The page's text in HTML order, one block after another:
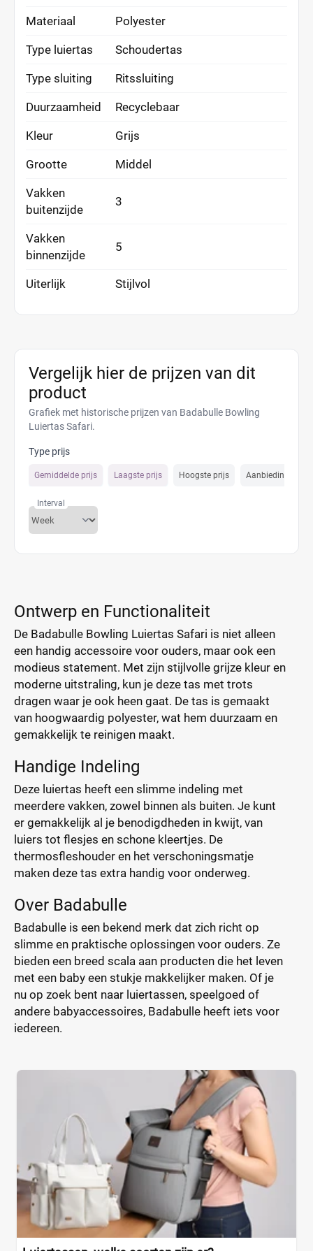
Materiaal Polyester
Type luiertas Schoudertas
Type sluiting Ritssluiting
Duurzaamheid Recyclebaar
Kleur Grijs
Grootte Middel
Vakken
buitenzijde
3
Vakken
binnenzijde
5
Uiterlijk Stijlvol
Vergelijk hier de prijzen van dit
product
Grafiek met historische prijzen van Badabulle Bowling
Luiertas Safari.
Type prijs
Gemiddelde prijs Laagste prijs Hoogste prijs Aanbiedings prijs
Interval
Ontwerp en Functionaliteit
De Badabulle Bowling Luiertas Safari is niet alleen
een handig accessoire voor ouders, maar ook een
modieus statement. Met zijn stijlvolle grijze kleur en
moderne uitstraling, kun je deze tas met trots
dragen waar je ook heen gaat. De tas is gemaakt
van hoogwaardig polyester, wat hem duurzaam en
gemakkelijk te reinigen maakt.
Handige Indeling
Deze luiertas heeft een slimme indeling met
meerdere vakken, zowel binnen als buiten. Je kunt
er gemakkelijk al je benodigdheden in kwijt, van
luiers tot flesjes en schone kleertjes. De
thermosfleshouder en het verschoningsmatje
maken deze tas extra handig voor onderweg.
Over Badabulle
Badabulle is een bekend merk dat zich richt op
slimme en praktische oplossingen voor ouders. Ze
bieden een breed scala aan producten die het leven
met een baby een stukje makkelijker maken. Of je
nu op zoek bent naar luiertassen, speelgoed of
andere babyaccessoires, Badabulle heeft iets voor
iedereen.